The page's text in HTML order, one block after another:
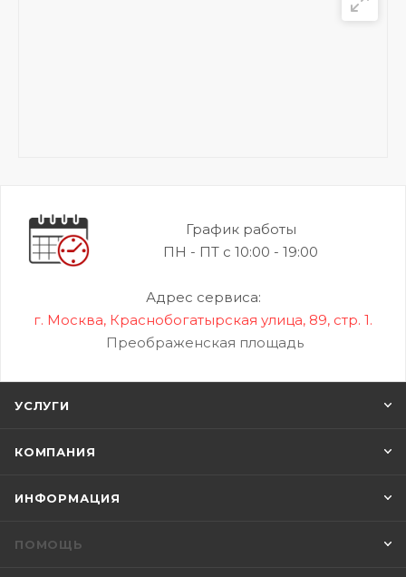
График работы
ПН - ПТ с 10:00 - 19:00
Адрес сервиса:
г. Москва, Краснобогатырская улица, 89, стр. 1.
Преображенская площадь
УСЛУГИ
КОМПАНИЯ
ИНФОРМАЦИЯ
ПОМОЩЬ